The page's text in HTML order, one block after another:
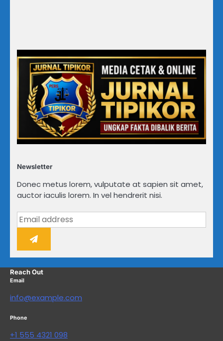
Newsletter
Donec metus lorem, vulputate at sapien sit amet,
auctor iaculis lorem. In vel hendrerit nisi.
Reach Out
Email
info@example.com
Phone
+1 555 4321 098